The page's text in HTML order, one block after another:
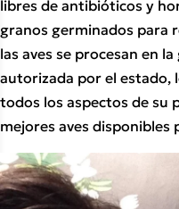
libres de antibióticos y
granos germinados para
las aves se procesan en
autorizada por el estado,
todos los aspectos de su
mejores aves disponibles